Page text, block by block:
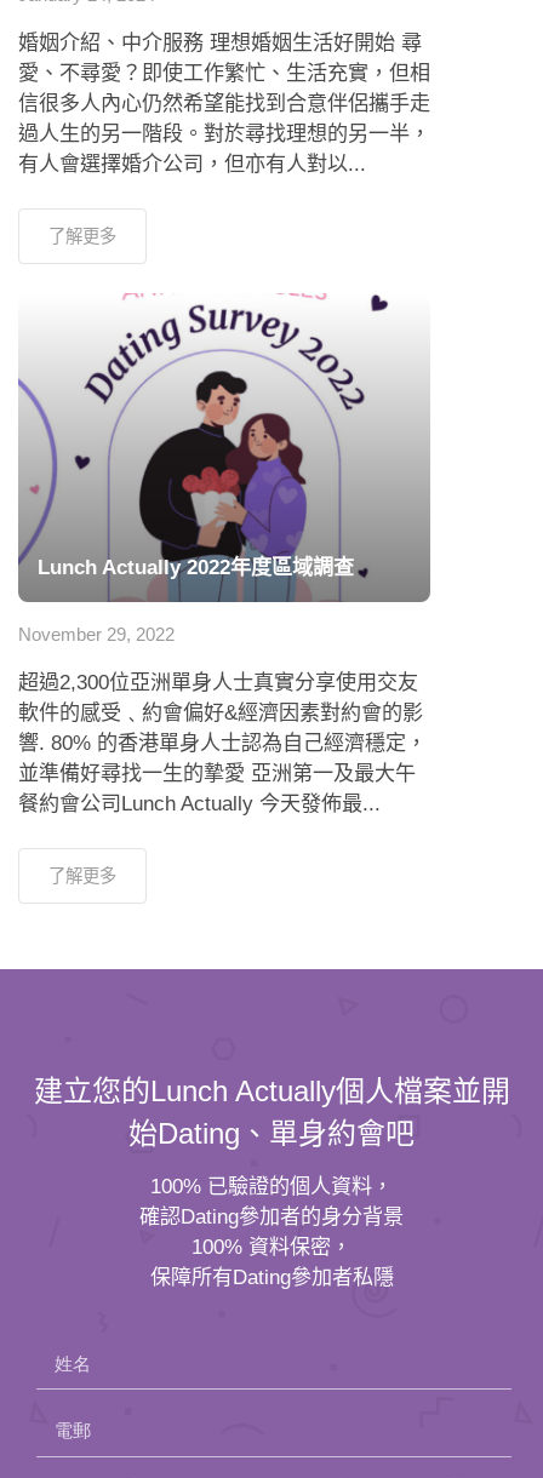
婚姻介紹、中介服務 理想婚姻生活好開始 尋
愛、不尋愛？即使工作繁忙、生活充實，但相
信很多人內心仍然希望能找到合意伴侶攜手走
過人生的另一階段。對於尋找理想的另一半，
有人會選擇婚介公司，但亦有人對以...
了解更多
Lunch Actually 2022年度區域調查
November 29, 2022
超過2,300位亞洲單身人士真實分享使用交友
軟件的感受﹑約會偏好&經濟因素對約會的影
響. 80% 的香港單身人士認為自己經濟穩定，
並準備好尋找一生的摯愛 亞洲第一及最大午
餐約會公司Lunch Actually 今天發佈最...
了解更多
建立您的Lunch Actually個人檔案並開
始Dating、單身約會吧
100% 已驗證的個人資料，
確認Dating參加者的身分背景
100% 資料保密，
保障所有Dating參加者私隱
姓名
電郵